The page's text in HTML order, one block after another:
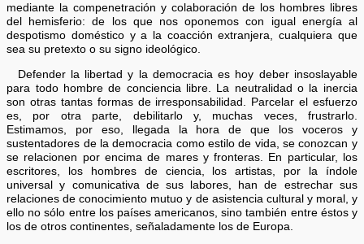
mediante la compenetración y colaboración de los hombres libres
del hemisferio: de los que nos oponemos con igual energía al
despotismo doméstico y a la coacción extranjera, cualquiera que
sea su pretexto o su signo ideológico.
Defender la libertad y la democracia es hoy deber insoslayable
para todo hombre de conciencia libre. La neutralidad o la inercia
son otras tantas formas de irresponsabilidad. Parcelar el esfuerzo
es, por otra parte, debilitarlo y, muchas veces, frustrarlo.
Estimamos, por eso, llegada la hora de que los voceros y
sustentadores de la democracia como estilo de vida, se conozcan y
se relacionen por encima de mares y fronteras. En particular, los
escritores, los hombres de ciencia, los artistas, por la índole
universal y comunicativa de sus labores, han de estrechar sus
relaciones de conocimiento mutuo y de asistencia cultural y moral, y
ello no sólo entre los países americanos, sino también entre éstos y
los de otros continentes, señaladamente los de Europa.